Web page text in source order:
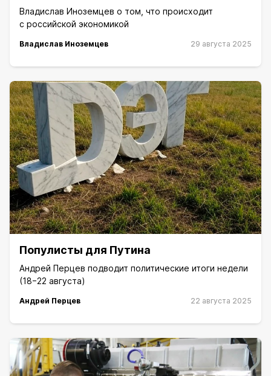
Владислав Иноземцев о том, что происходит
с российской экономикой
Владислав Иноземцев 29 августа 2025
Популисты для Путина
Андрей Перцев подводит политические итоги недели
(18−22 августа)
Андрей Перцев 22 августа 2025